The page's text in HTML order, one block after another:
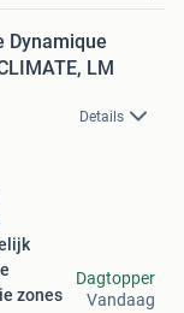
Dynamique
LM
Details
zones
Dagtopper
Vandaag